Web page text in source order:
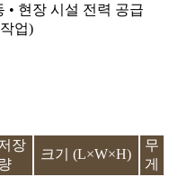
• 현장 시설 전력 공급
업)
장
크기 (L×W×H)
무
게